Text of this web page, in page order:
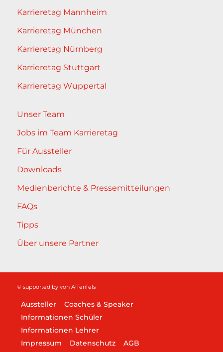
Karrieretag Mannheim
Karrieretag München
Karrieretag Nürnberg
Karrieretag Stuttgart
Karrieretag Wuppertal
Unser Team
Jobs im Team Karrieretag
Für Aussteller
Downloads
Medienberichte & Pressemitteilungen
FAQs
Tipps
Über unsere Partner
© supported by von Affenfels
Aussteller
Coaches & Speaker
Informationen Schüler
Informationen Lehrer
Impressum
Datenschutz AGB